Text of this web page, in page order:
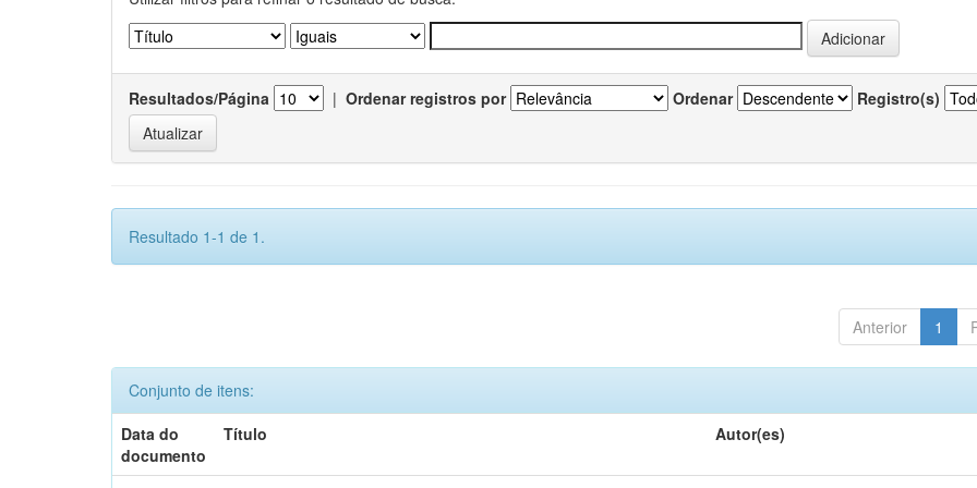
Resultados/Página | Ordenar registros por Ordenar Registro(s)
Resultado 1-1 de 1.
Anterior 1
Conjunto de itens:
Data do
documento
Título Autor(es)